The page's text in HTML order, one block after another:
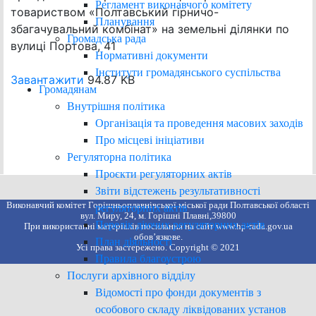
Регламент виконавчого комітету
Планування
Громадська рада
Нормативні документи
Інститути громадянського суспільства
Громадянам
Внутрішня політика
Організація та проведення масових заходів
Про місцеві ініціативи
Регуляторна політика
Проєкти регуляторних актів
Звіти відстежень результативності
регуляторних актів
Перелік діючих регуляторних актів
План діяльності
Правила благоустрою
Послуги архівного відділу
Відомості про фонди документів з
особового складу ліквідованих установ
товариством «Полтавський гірничо-
збагачувальний комбінат» на земельні ділянки по
вулиці Портова, 41
Завантажити 94.87 KB
Виконавчий комітет Горішньоплавнівської міської ради Полтавської області
вул. Миру, 24, м. Горішні Плавні,39800
При використанні матеріалів посилання на сайт www.hp-rada.gov.ua
обов’язкове.
Усі права застережено. Copyright © 2021